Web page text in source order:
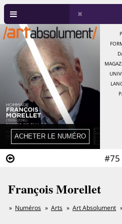
#75
François Morellet
Numéros Arts Art Absolument